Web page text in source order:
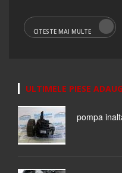
CITESTE MAI MULTE
ULTIMELE PIESE
pompa